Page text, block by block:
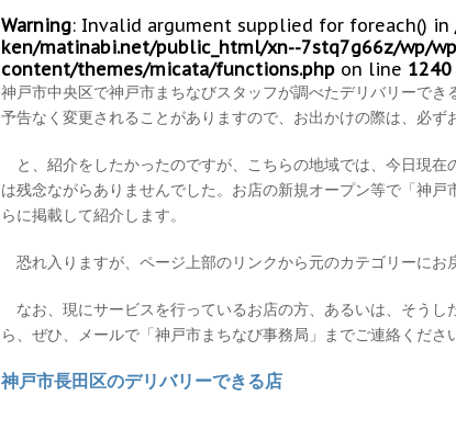
Warning: Invalid argument supplied for foreach() in
ken/matinabi.net/public_html/xn--7stq7g66z/wp/
content/themes/micata/functions.php on line 1240
神戸市中央区で神戸市まちなびスタッフが調べたデリバリーで
予告なく変更されることがありますので、お出かけの際は、必ず
と、紹介をしたかったのですが、こちらの地域では、今日現在
は残念ながらありませんでした。お店の新規オープン等で「神
らに掲載して紹介します。
恐れ入りますが、ページ上部のリンクから元のカテゴリーにお
なお、現にサービスを行っているお店の方、あるいは、そうし
ら、ぜひ、メールで「神戸市まちなび事務局」までご連絡くださ
神戸市長田区のデリバリーできる店